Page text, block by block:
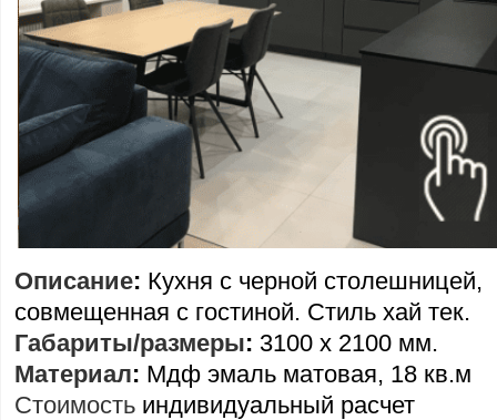
Описание: Кухня с черной столешницей,
совмещенная с гостиной. Стиль хай тек.
Габариты/размеры: 3100 х 2100 мм.
Материал: Мдф эмаль матовая, 18 кв.м
Стоимость индивидуальный расчет